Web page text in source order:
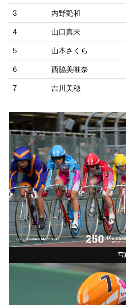
3 内野艶和
4 山口真未
5 山本さくら
6 西脇美唯奈
7 吉川美穂
写